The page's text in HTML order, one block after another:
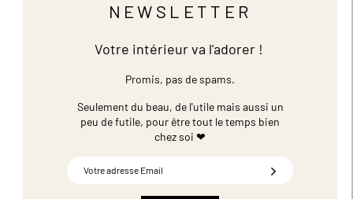
NEWSLETTER
Votre intérieur va l'adorer !
Promis, pas de spams.
Seulement du beau, de l'utile mais aussi un
peu de futile, pour être tout le temps bien
chez soi ❤